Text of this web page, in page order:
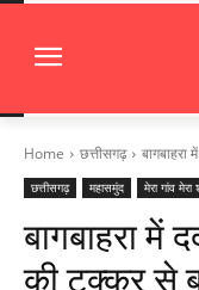
Home छत्तीसगढ़
छत्तीसगढ़ महासमुंद मेरा गांव मेरा
बागबाहरा में
की टक्कर से